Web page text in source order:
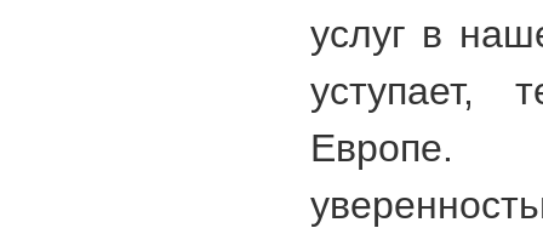
услуг в
уступает,